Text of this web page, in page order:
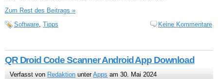
Zum Rest des Beitrags »
Software, Tipps Keine Kommentare
QR Droid Code Scanner Android App Download
Verfasst von Redaktion unterApps am 30. Mai 2024